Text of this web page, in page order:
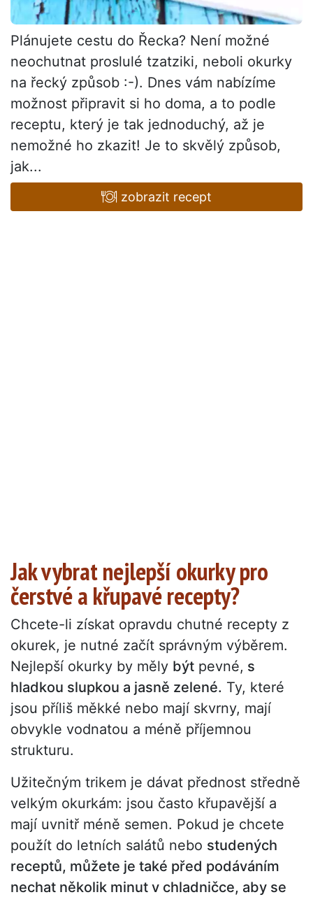
Plánujete cestu do Řecka? Není možné
neochutnat proslulé tzatziki, neboli okurky
na řecký způsob :-). Dnes vám nabízíme
možnost připravit si ho doma, a to podle
receptu, který je tak jednoduchý, až je
nemožné ho zkazit! Je to skvělý způsob,
jak...
zobrazit recept
Jak vybrat nejlepší okurky pro
čerstvé a křupavé recepty?
Chcete-li získat opravdu chutné recepty z
okurek, je nutné začít správným výběrem.
Nejlepší okurky by měly být pevné, s
hladkou slupkou a jasně zelené. Ty, které
jsou příliš měkké nebo mají skvrny, mají
obvykle vodnatou a méně příjemnou
strukturu.
Užitečným trikem je dávat přednost středně
velkým okurkám: jsou často křupavější a
mají uvnitř méně semen. Pokud je chcete
použít do letních salátů nebo studených
receptů, můžete je také před podáváním
nechat několik minut v chladničce, aby se